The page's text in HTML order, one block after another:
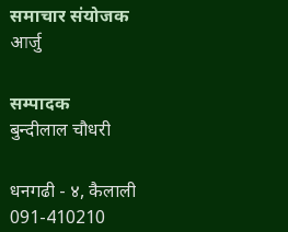
समाचार संयोजक
आर्जु
सम्पादक
बुन्दीलाल चौधरी
धनगढी - ४, कैलाली
091-410210